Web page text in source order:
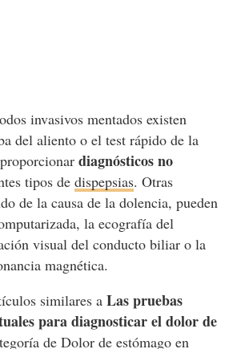
invasivos mentados existen
del aliento o el test rápido de la
diagnósticos no
tipos de dispepsias. Otras
de la causa de la dolencia, pueden
la ecografía del
visual del conducto biliar o la
magnética.
similares a Las pruebas
para diagnosticar el dolor de
de Dolor de estómagoen